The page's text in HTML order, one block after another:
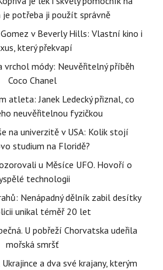
je potřeba ji použít správně
v Beverly Hills: Vlastní kino i
který překvapí
vrchol módy: Neuvěřitelný příběh
Coco Chanel
atleta: Janek Ledecký přiznal, co
neuvěřitelnou fyzičkou
na univerzitě v USA: Kolik stojí
studium na Floridě?
u Měsíce UFO. Hovoří o
technologii
Nenápadný dělník zabil desítky
unikal téměř 20 let
U pobřeží Chorvatska udeřila
mořská smršť
a dva své krajany, kterým